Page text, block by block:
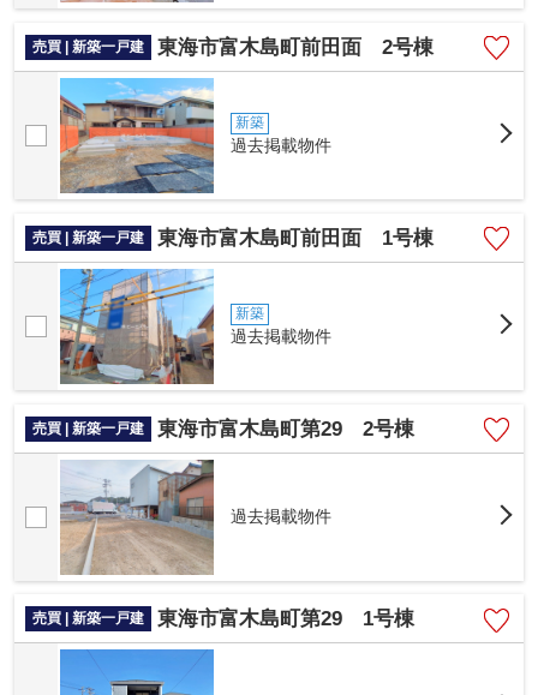
売買 | 新築一戸建 東海市富木島町前田面 2号棟
新築
過去掲載物件
売買 | 新築一戸建 東海市富木島町前田面 1号棟
新築
過去掲載物件
売買 | 新築一戸建 東海市富木島町第29 2号棟
過去掲載物件
売買 | 新築一戸建 東海市富木島町第29 1号棟